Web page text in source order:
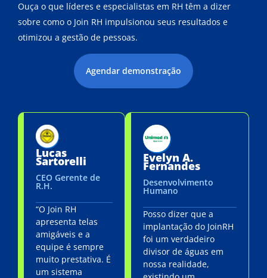
Ouça o que líderes e especialistas em RH têm a dizer
sobre como o Join RH impulsionou seus resultados e
otimizou a gestão de pessoas.
Agendar demonstração
Lucas
Sartorelli
CEO Gerente de
R.H.
“O Join RH
apresenta telas
amigáveis e a
equipe é sempre
muito prestativa. É
um sistema
Evelyn A.
Fernandes
Desenvolvimento
Humano
Posso dizer que a
implantação do JoinRH
foi um verdadeiro
divisor de águas em
nossa realidade,